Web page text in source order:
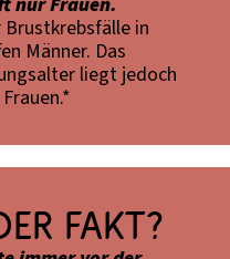
Brustkrebsfälle in
Männer. Das
liegt jedoch
Fakt?